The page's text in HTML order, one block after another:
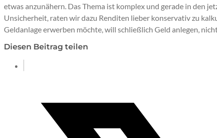
etwas anzunähern. Das Thema ist komplex und gerade in den
Unsicherheit, raten wir dazu Renditen lieber konservativ zu
Geldanlage erwerben möchte, will schließlich Geld anlegen,
Diesen Beitrag teilen